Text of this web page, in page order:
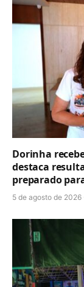
Dorinha
destaca
preparado
5 de agosto de